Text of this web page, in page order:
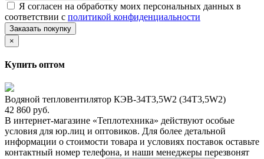
Я согласен на обработку моих персональных данных в
соответствии с политикой конфиденциальности
Заказать покупку
×
Купить оптом
Водяной тепловентилятор КЭВ-34T3,5W2 (34Т3,5W2)
42 860 руб.
В интернет-магазине «Теплотехника» действуют особые
условия для юр.лиц и оптовиков. Для более детальной
информации о стоимости товара и условиях поставок оставьте
контактный номер телефона, и наши менеджеры перезвонят